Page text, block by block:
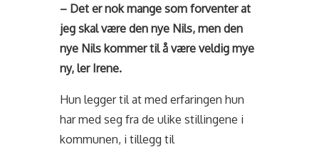
– Det er nok mange som forventer at
jeg skal være den nye Nils, men den
nye Nils kommer til å være veldig mye
ny, ler Irene.
Hun legger til at med erfaringen hun
har med seg fra de ulike stillingene i
kommunen, i tillegg til